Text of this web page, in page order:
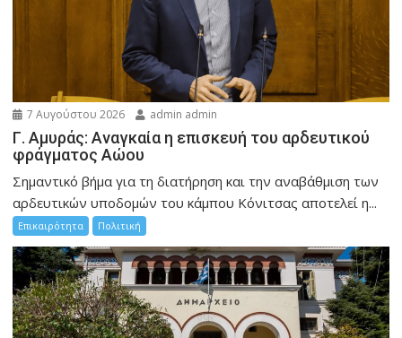
7 Αυγούστου 2026 admin admin
Γ. Αμυράς: Αναγκαία η επισκευή του αρδευτικού
φράγματος Αώου
Σημαντικό βήμα για τη διατήρηση και την αναβάθμιση των
αρδευτικών υποδομών του κάμπου Κόνιτσας αποτελεί η...
Επικαιρότητα Πολιτική